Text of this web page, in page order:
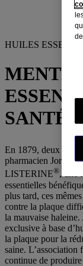
HUILES
SANTÉ
En 1879, deux
pharmacien Jordan
LISTERINE®, une
essentielles
plus tard, ces
contre la plaque
la mauvaise
exclusive à base
la plaque pour la
saine. L’association
continue de